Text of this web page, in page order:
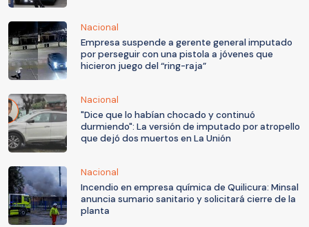
Nacional
Empresa suspende a gerente general imputado
por perseguir con una pistola a jóvenes que
hicieron juego del “ring-raja”
Nacional
"Dice que lo habían chocado y continuó
durmiendo": La versión de imputado por atropello
que dejó dos muertos en La Unión
Nacional
Incendio en empresa química de Quilicura: Minsal
anuncia sumario sanitario y solicitará cierre de la
planta